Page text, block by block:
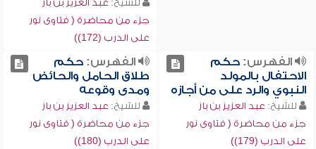
للشيخ: عبد العزيز بن باز
جزء من محاضرة ( فتاوى نور
على الدرب (172))
الفهرس:حكم
الاحتفال بالمولد
النبوي والرد على من أجازه
للشيخ: عبد العزيز بن باز
جزء من محاضرة ( فتاوى نور
على الدرب (179))
الفهرس:حكم
طلاق الحامل والحائض
ومدى وقوعه
للشيخ: عبد العزيز بن باز
جزء من محاضرة ( فتاوى نور
على الدرب (180))